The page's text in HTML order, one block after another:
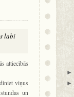
labi
attiecībās
viņus
un
►
►